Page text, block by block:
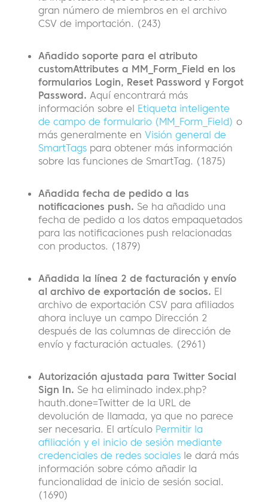
gran número de miembros en el archivo
CSV de importación. (243)
Añadido soporte para el atributo
customAttributes a MM_Form_Field en los
formularios Login, Reset Password y Forgot
Password. Aquí encontrará más
información sobre el Etiqueta inteligente
de campo de formulario (MM_Form_Field) o
más generalmente en Visión general de
SmartTags para obtener más información
sobre las funciones de SmartTag. (1875)
Añadida fecha de pedido a las
notificaciones push. Se ha añadido una
fecha de pedido a los datos empaquetados
para las notificaciones push relacionadas
con productos. (1879)
Añadida la línea 2 de facturación y envío
al archivo de exportación de socios. El
archivo de exportación CSV para afiliados
ahora incluye un campo Dirección 2
después de las columnas de dirección de
envío y facturación actuales. (2961)
Autorización ajustada para Twitter Social
Sign In. Se ha eliminado index.php?
hauth.done=Twitter de la URL de
devolución de llamada, ya que no parece
ser necesaria. El artículo Permitir la
afiliación y el inicio de sesión mediante
credenciales de redes sociales le dará más
información sobre cómo añadir la
funcionalidad de inicio de sesión social.
(1690)